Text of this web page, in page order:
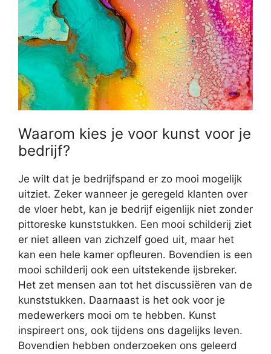
Waarom kies je voor kunst voor je
bedrijf?
Je wilt dat je bedrijfspand er zo mooi mogelijk
uitziet. Zeker wanneer je geregeld klanten over
de vloer hebt, kan je bedrijf eigenlijk niet zonder
pittoreske kunststukken. Een mooi schilderij ziet
er niet alleen van zichzelf goed uit, maar het
kan een hele kamer opfleuren. Bovendien is een
mooi schilderij ook een uitstekende ijsbreker.
Het zet mensen aan tot het discussiëren van de
kunststukken. Daarnaast is het ook voor je
medewerkers mooi om te hebben. Kunst
inspireert ons, ook tijdens ons dagelijks leven.
Bovendien hebben onderzoeken ons geleerd